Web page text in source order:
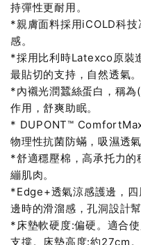
持彈性更耐用。
*親膚面料採用iCOLD科
感。
*採用比利時Latexco原裝
最貼切的支持，自然透氣。
*內襯光潤蠶絲蛋白，稱為
作用，舒爽助眠。
* DUPONT™
物理性抗菌防蟎，吸濕透氣
*舒適穩壓棉，高承托力的
繃肌肉。
*Edge+透氣涼感護邊，
邊時的滑溜感，孔洞設計
*床墊軟硬度:偏硬。適合
支撐。床墊高度:約27cm。